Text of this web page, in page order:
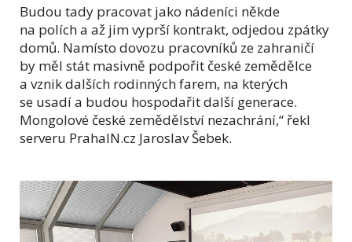
Budou tady pracovat jako nádeníci někde
na polích a až jim vyprší kontrakt, odjedou zpátky
domů. Namísto dovozu pracovníků ze zahraničí
by měl stát masivně podpořit české zemědělce
a vznik dalších rodinných farem, na kterých
se usadí a budou hospodařit další generace.
Mongolové české zemědělství nezachrání,“ řekl
serveru PrahaIN.cz Jaroslav Šebek.